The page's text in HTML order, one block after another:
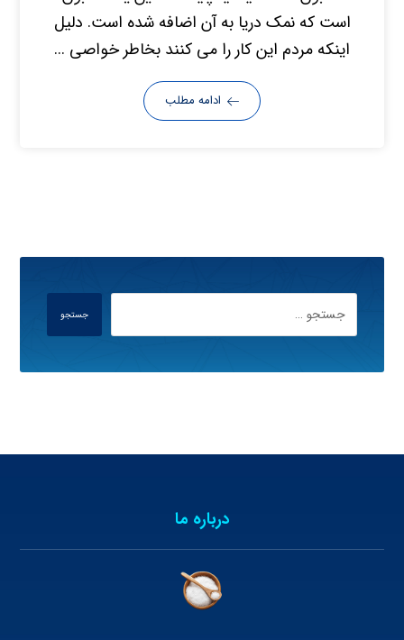
است که نمک دریا به آن اضافه شده است. دلیل
اینکه مردم این کار را می کنند بخاطر خواصی ...
ادامه مطلب
جستجو
درباره ما